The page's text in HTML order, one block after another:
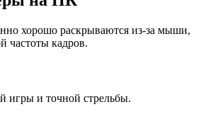
хорошо раскрываются из-за мыши,
частоты кадров.
игры и точной стрельбы.